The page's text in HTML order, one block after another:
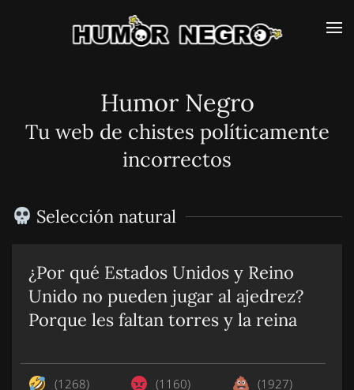
Humor Negro
Tu web de chistes políticamente
incorrectos
Selección natural
¿Por qué Estados Unidos y Reino
Unido no pueden jugar al ajedrez?
Porque les faltan torres y la reina
(1268) (1160) (1927)